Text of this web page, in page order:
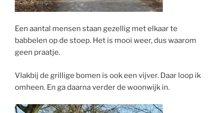
Een aantal mensen staan gezellig met elkaar te
babbelen op de stoep. Het is mooi weer, dus waarom
geen praatje.
Vlakbij de grillige bomen is ook een vijver. Daar loop ik
omheen. En ga daarna verder de woonwijk in.